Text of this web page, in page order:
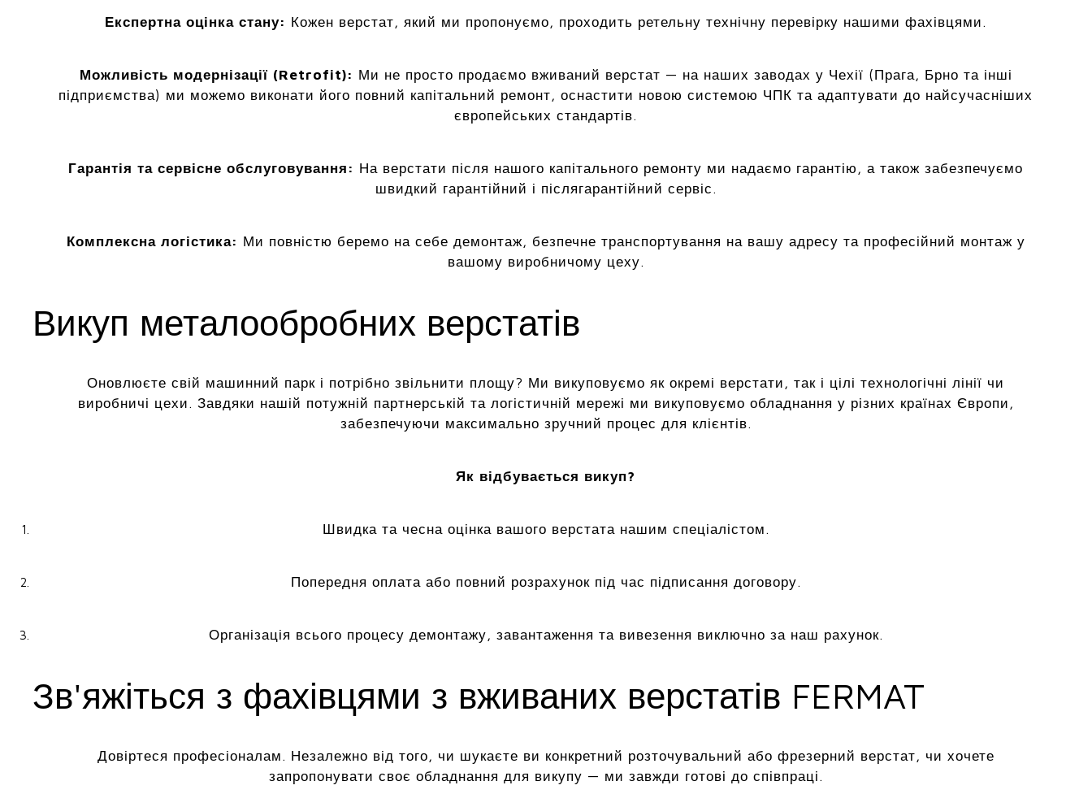
Експертна оцінка стану: Кожен верстат, який ми пропонуємо, проходить ретельну технічну перевірку нашими фахівцями.
Можливість модернізації (Retrofit): Ми не просто продаємо вживаний верстат — на наших заводах у Чехії (Прага, Брно та інші
підприємства) ми можемо виконати його повний капітальний ремонт, оснастити новою системою ЧПК та адаптувати до найсучасніших
європейських стандартів.
Гарантія та сервісне обслуговування: На верстати після нашого капітального ремонту ми надаємо гарантію, а також забезпечуємо
швидкий гарантійний і післягарантійний сервіс.
Комплексна логістика: Ми повністю беремо на себе демонтаж, безпечне транспортування на вашу адресу та професійний монтаж у
вашому виробничому цеху.
Викуп металообробних верстатів
Оновлюєте свій машинний парк і потрібно звільнити площу? Ми викуповуємо як окремі верстати, так і цілі технологічні лінії чи
виробничі цехи. Завдяки нашій потужній партнерській та логістичній мережі ми викуповуємо обладнання у різних країнах Європи,
забезпечуючи максимально зручний процес для клієнтів.
Як відбувається викуп?
Швидка та чесна оцінка вашого верстата нашим спеціалістом.
Попередня оплата або повний розрахунок під час підписання договору.
Організація всього процесу демонтажу, завантаження та вивезення виключно за наш рахунок.
Зв'яжіться з фахівцями з вживаних верстатів FERMAT
Довіртеся професіоналам. Незалежно від того, чи шукаєте ви конкретний розточувальний або фрезерний верстат, чи хочете
запропонувати своє обладнання для викупу — ми завжди готові до співпраці.